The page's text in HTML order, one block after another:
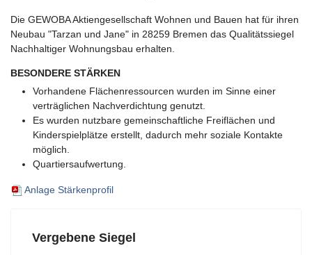
Die GEWOBA Aktiengesellschaft Wohnen und Bauen hat für ihren
Neubau "Tarzan und Jane" in 28259 Bremen das Qualitätssiegel
Nachhaltiger Wohnungsbau erhalten.
BESONDERE STÄRKEN
Vorhandene Flächenressourcen wurden im Sinne einer
verträglichen Nachverdichtung genutzt.
Es wurden nutzbare gemeinschaftliche Freiflächen und
Kinderspielplätze erstellt, dadurch mehr soziale Kontakte
möglich.
Quartiersaufwertung.
Anlage Stärkenprofil
Vergebene Siegel